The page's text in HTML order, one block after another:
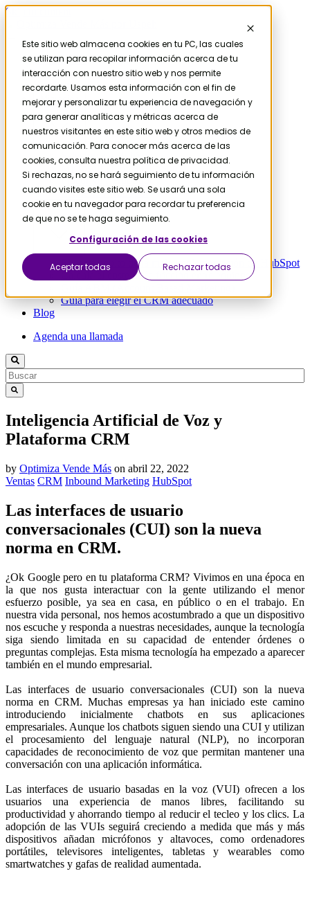
Este sitio web almacena cookies en tu PC, las cuales
se utilizan para recopilar información acerca de tu
interacción con nuestro sitio web y nos permite
recordarte. Usamos esta información con el fin de
mejorar y personalizar tu experiencia de navegación y
para generar analíticas y métricas acerca de
nuestros visitantes en este sitio web y otros medios de
comunicación. Para conocer más acerca de las
cookies, consulta nuestra política de privacidad.
Si rechazas, no se hará seguimiento de tu información
cuando visites este sitio web. Se usará una sola
cookie en tu navegador para recordar tu preferencia
de que no se te haga seguimiento.
Configuración de las cookies
Aceptar todas Rechazar todas
Skip to content
Contáctanos
Servicios
HubSpot
Migración
Salesforce a HubSpot
Microsoft D365 a HubSpot
Pipedrive a HubSpot
Zendesk a HubSpot
Recursos
El coste oculto de la mala implementación de HubSpot
Calcula el coste de la fricción entre equipos
Guía para elegir el CRM adecuado
Blog
Agenda una llamada
Inteligencia Artificial de Voz y
Plataforma CRM
by Optimiza Vende Más on abril 22, 2022
Ventas CRM Inbound Marketing HubSpot
Las interfaces de usuario
conversacionales (CUI) son la nueva
norma en CRM.
¿Ok Google pero en tu plataforma CRM? Vivimos en una época en
la que nos gusta interactuar con la gente utilizando el menor
esfuerzo posible, ya sea en casa, en público o en el trabajo. En
nuestra vida personal, nos hemos acostumbrado a que un dispositivo
nos escuche y responda a nuestras necesidades, aunque la tecnología
siga siendo limitada en su capacidad de entender órdenes o
preguntas complejas. Esta misma tecnología ha empezado a aparecer
también en el mundo empresarial.
Las interfaces de usuario conversacionales (CUI) son la nueva
norma en CRM. Muchas empresas ya han iniciado este camino
introduciendo inicialmente chatbots en sus aplicaciones
empresariales. Aunque los chatbots siguen siendo una CUI y utilizan
el procesamiento del lenguaje natural (NLP), no incorporan
capacidades de reconocimiento de voz que permitan mantener una
conversación con una aplicación informática.
Las interfaces de usuario basadas en la voz (VUI) ofrecen a los
usuarios una experiencia de manos libres, facilitando su
productividad y ahorrando tiempo al reducir el tecleo y los clics. La
adopción de las VUIs seguirá creciendo a medida que más y más
dispositivos añadan micrófonos y altavoces, como ordenadores
portátiles, televisores inteligentes, tabletas y wearables como
smartwatches y gafas de realidad aumentada.